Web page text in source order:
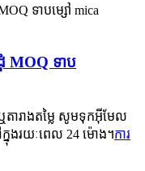
ទាប
រាងតម្លៃ សូមទុកអ៊ីមែល
ងរយៈពេល 24 ម៉ោង។ការ